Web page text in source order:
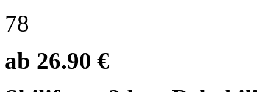
78
ab 26.90 €